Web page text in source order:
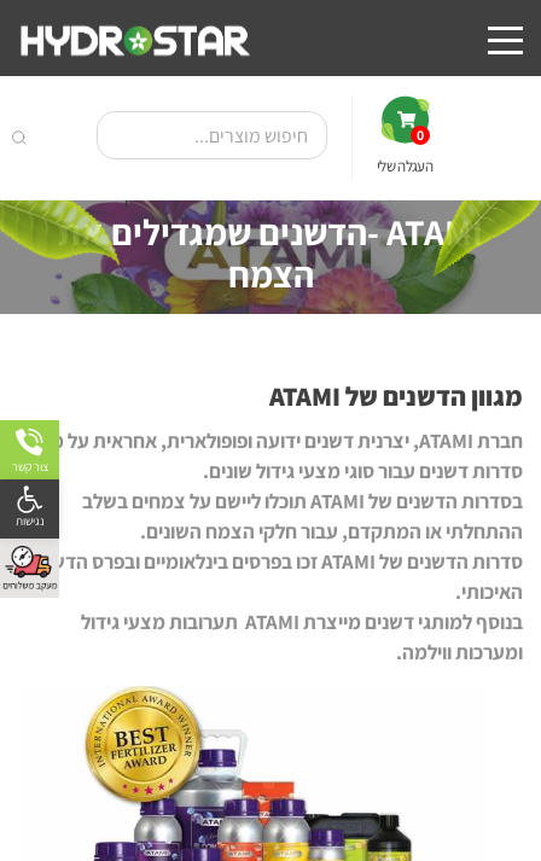
0
העגלה שלי
ATAMI -הדשנים שמגדילים את
הצמח
מגוון הדשנים של ATAMI
חברת ATAMI, יצרנית דשנים ידועה ופופולארית, אחראית על מגוון
סדרות דשנים עבור סוגי מצעי גידול שונים.
בסדרות הדשנים של ATAMI תוכלו ליישם על צמחים בשלב
ההתחלתי או המתקדם, עבור חלקי הצמח השונים.
סדרות הדשנים של ATAMI זכו בפרסים בינלאומיים ובפרס הדשן
האיכותי.
בנוסף למותגי דשנים מייצרת ATAMI תערובות מצעי גידול
ומערכות ווילמה.
צור קשר